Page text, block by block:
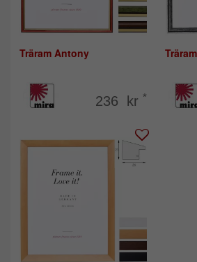
Träram Antony
236 kr *